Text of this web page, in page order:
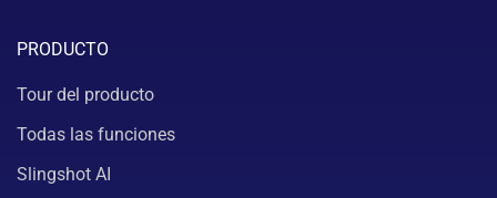
PRODUCTO
Tour del producto
Todas las funciones
Slingshot AI